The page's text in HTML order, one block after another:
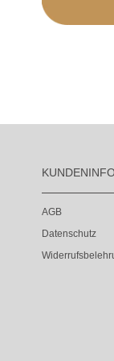
AGB
Datenschutz